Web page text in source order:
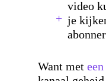
video
je
Want met